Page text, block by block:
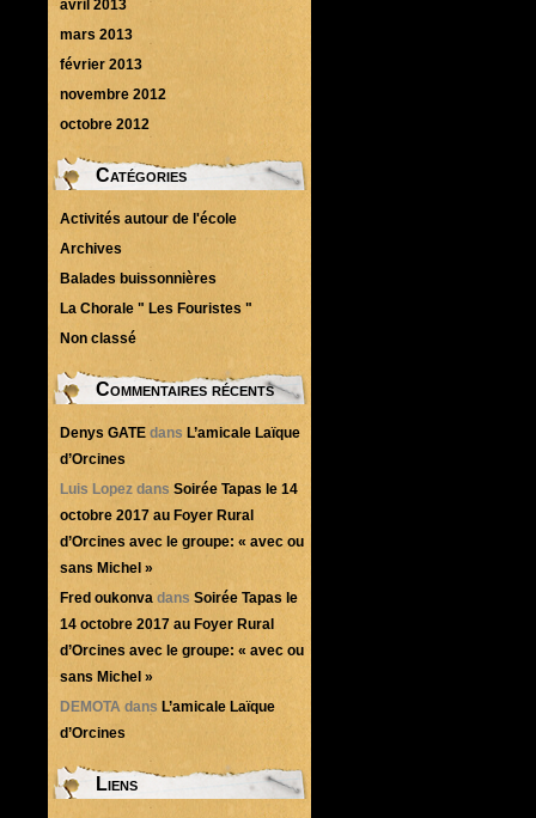
avril 2013
mars 2013
février 2013
novembre 2012
octobre 2012
Catégories
Activités autour de l'école
Archives
Balades buissonnières
La Chorale " Les Fouristes "
Non classé
Commentaires récents
Denys GATE dans L’amicale Laïque
d’Orcines
Luis Lopez dans Soirée Tapas le 14
octobre 2017 au Foyer Rural
d’Orcines avec le groupe: « avec ou
sans Michel »
Fred oukonva dans Soirée Tapas le
14 octobre 2017 au Foyer Rural
d’Orcines avec le groupe: « avec ou
sans Michel »
DEMOTA dans L’amicale Laïque
d’Orcines
Liens